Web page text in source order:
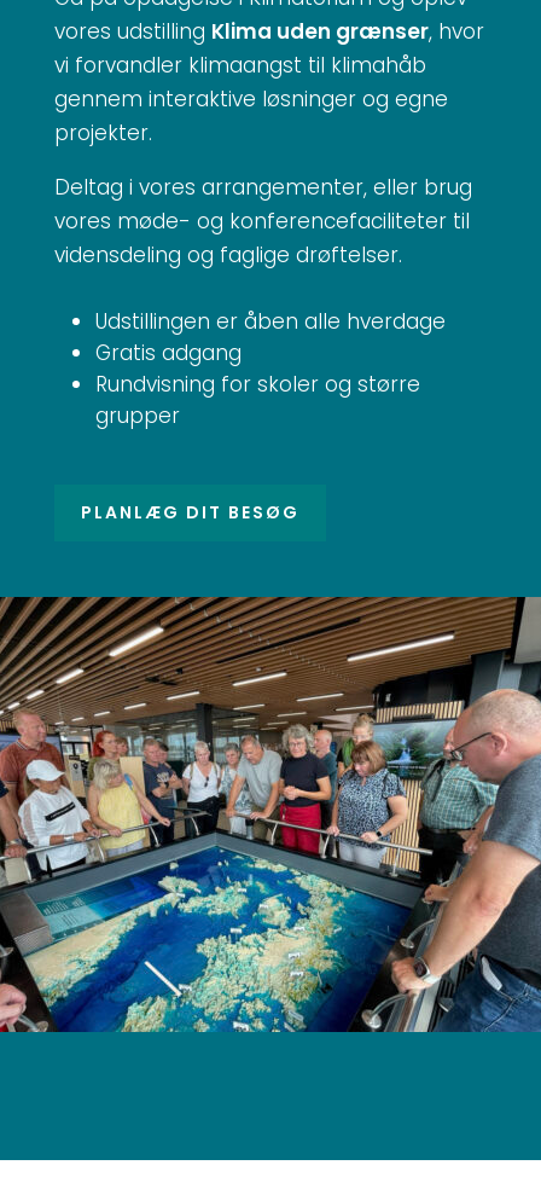
vores udstilling Klima uden grænser, hvor
vi forvandler klimaangst til klimahåb
gennem interaktive løsninger og egne
projekter.
Deltag i vores arrangementer, eller brug
vores møde- og konferencefaciliteter til
vidensdeling og faglige drøftelser.
Udstillingen er åben alle hverdage
Gratis adgang
Rundvisning for skoler og større
grupper
PLANLÆG DIT BESØG